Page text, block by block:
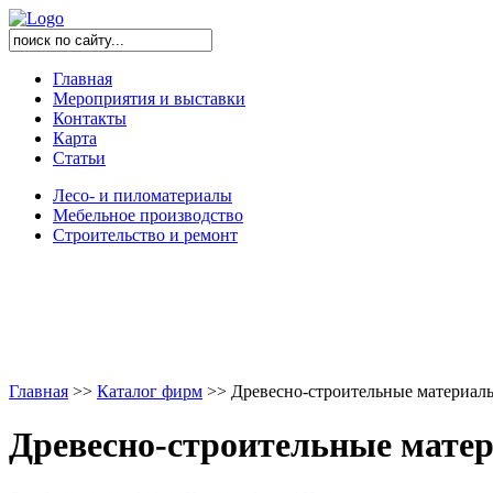
Главная
Мероприятия и выставки
Контакты
Карта
Статьи
Лесо- и пиломатериалы
Мебельное производство
Строительство и ремонт
Главная >> Каталог фирм >> Древесно-строительные
Древесно-строительные